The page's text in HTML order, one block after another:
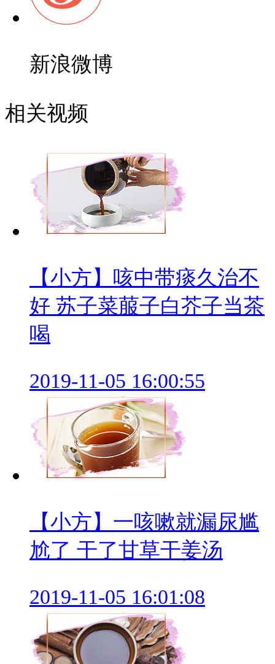
新浪微博
相关视频
【小方】咳中带痰久治不
好 苏子菜菔子白芥子当茶
喝
2019-11-05 16:00:55
【小方】一咳嗽就漏尿尴
尬了 干了甘草干姜汤
2019-11-05 16:01:08